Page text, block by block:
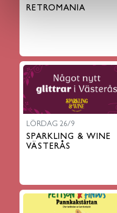
RETROMANIA
LÖRDAG 26/9
SPARKLING & WINE
VÄSTERÅS